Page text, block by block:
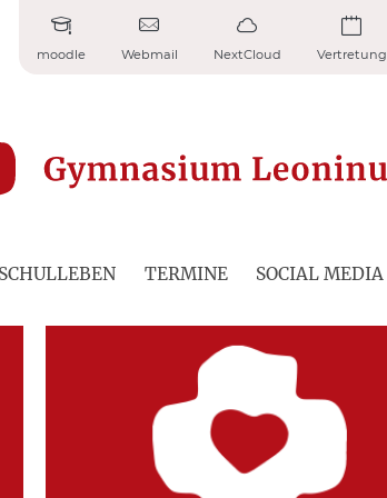
moodle Webmail NextCloud Vertretung
SCHULLEBEN TERMINE SOCIAL MEDIA